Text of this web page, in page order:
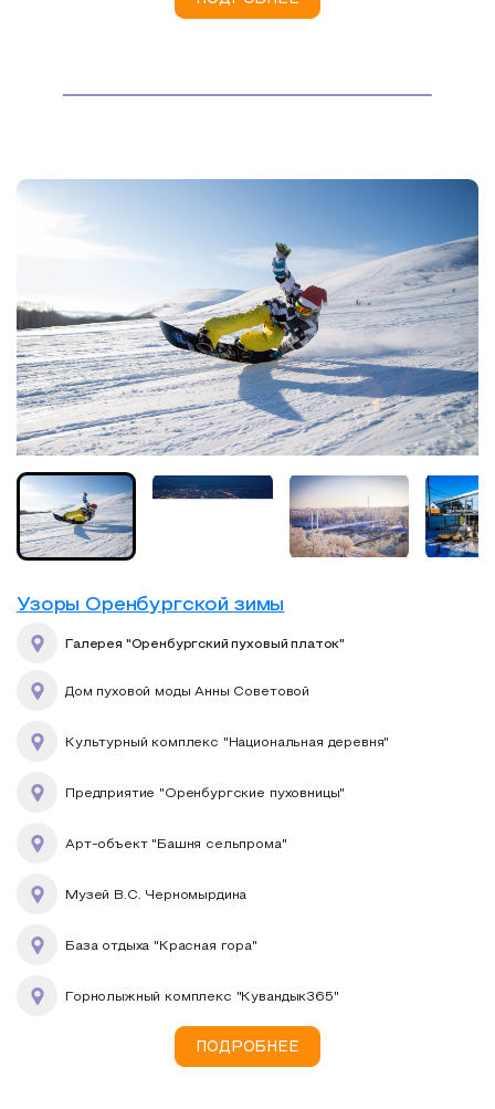
Узоры Оренбургской зимы
Галерея "Оренбургский пуховый платок"
Дом пуховой моды Анны Советовой
Культурный комплекс "Национальная деревня"
Предприятие "Оренбургские пуховницы"
Арт-объект "Башня сельпрома"
Музей В.С. Черномырдина
База отдыха "Красная гора"
Горнолыжный комплекс "Кувандык365"
ПОДРОБНЕЕ